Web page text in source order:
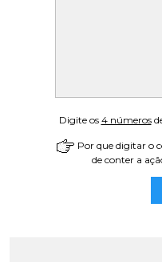
Digite os 4 números
Por que digitar o
de conter a